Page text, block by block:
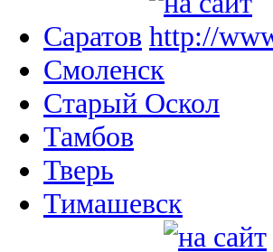
Саратов
Смоленск
Старый Оскол
Тамбов
Тверь
Тимашевск